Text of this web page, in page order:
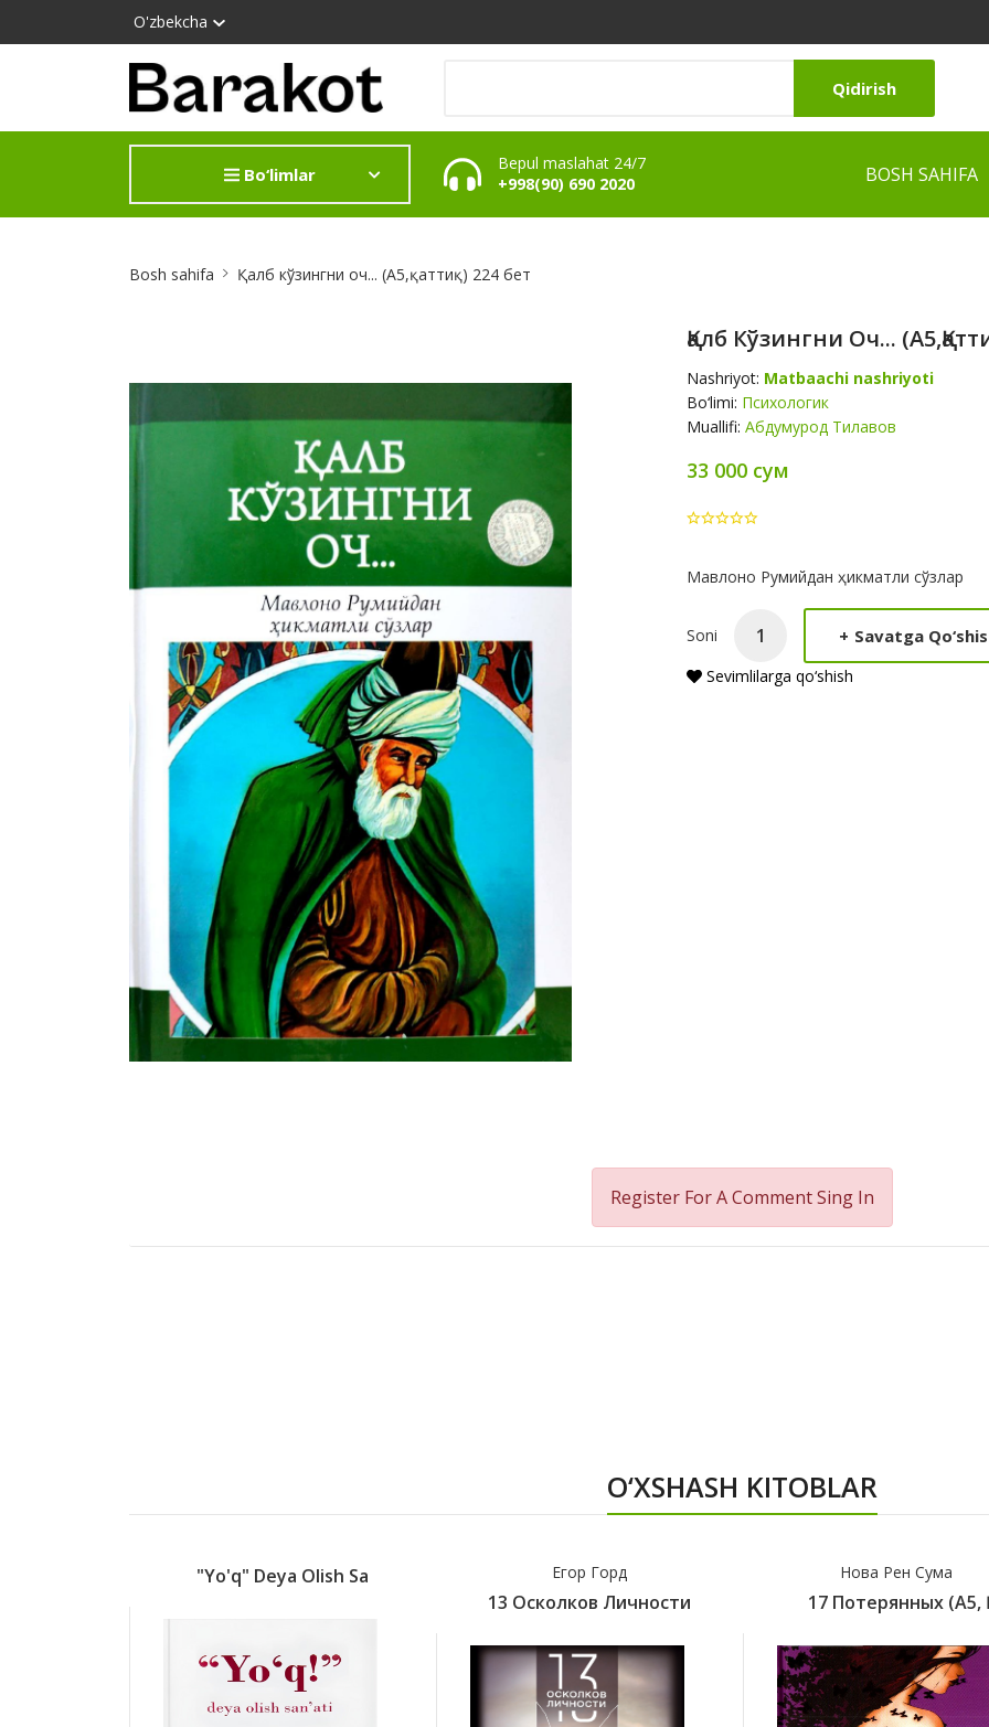
O'zbekcha
Qidirish
Bo‘limlar
Bepul maslahat 24/7
+998(90) 690 2020
BOSH SAHIFA
Bosh sahifa Қалб кўзингни оч... (A5,қаттиқ) 224 бет
Қалб Кўзингни Оч...
Nashriyot: Matbaachi nashriyoti
Bo‘limi: Психологик
Muallifi: Абдумурод Тилавов
33 000 сум
Product
Мавлоно Румийдан ҳикматли сўзлар
Soni + Savatga
Sevimlilarga qo‘shish
Register For A CommentSing In
O‘XSHASH KITOBLAR
"Yo'q" Deya Olish Sa Егор Горд
13 Осколков Личности
Нова Рен Сума
17 Потерянных (А5, Қ